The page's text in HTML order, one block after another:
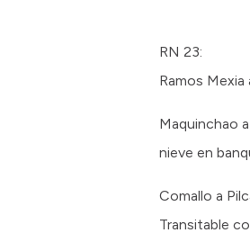
RN 23:
Ramos
Maquinchao
nieve en
Comallo a
Transitable